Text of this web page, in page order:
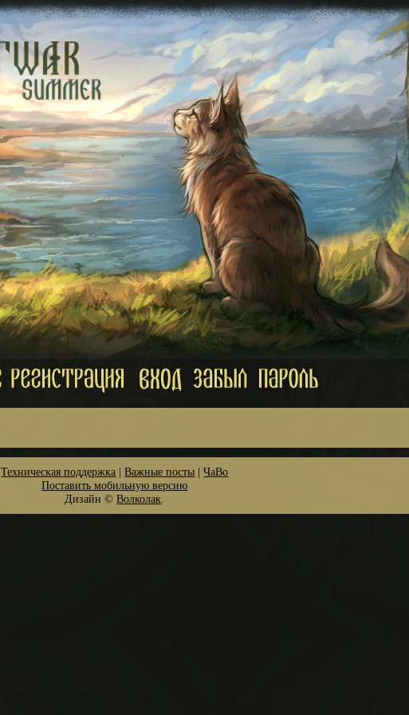
Техническая поддержка |Важные посты |ЧаВо
Поставить мобильную версию
Дизайн ©Волколак